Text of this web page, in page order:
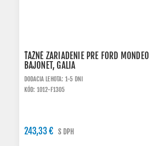
ŤAŽNÉ ZARIADENIE PRE FORD
BAJONET, GALIA
DODACIA LEHOTA: 1-5 DNI
KÓD: 1012-F1305
243,33 € S DPH